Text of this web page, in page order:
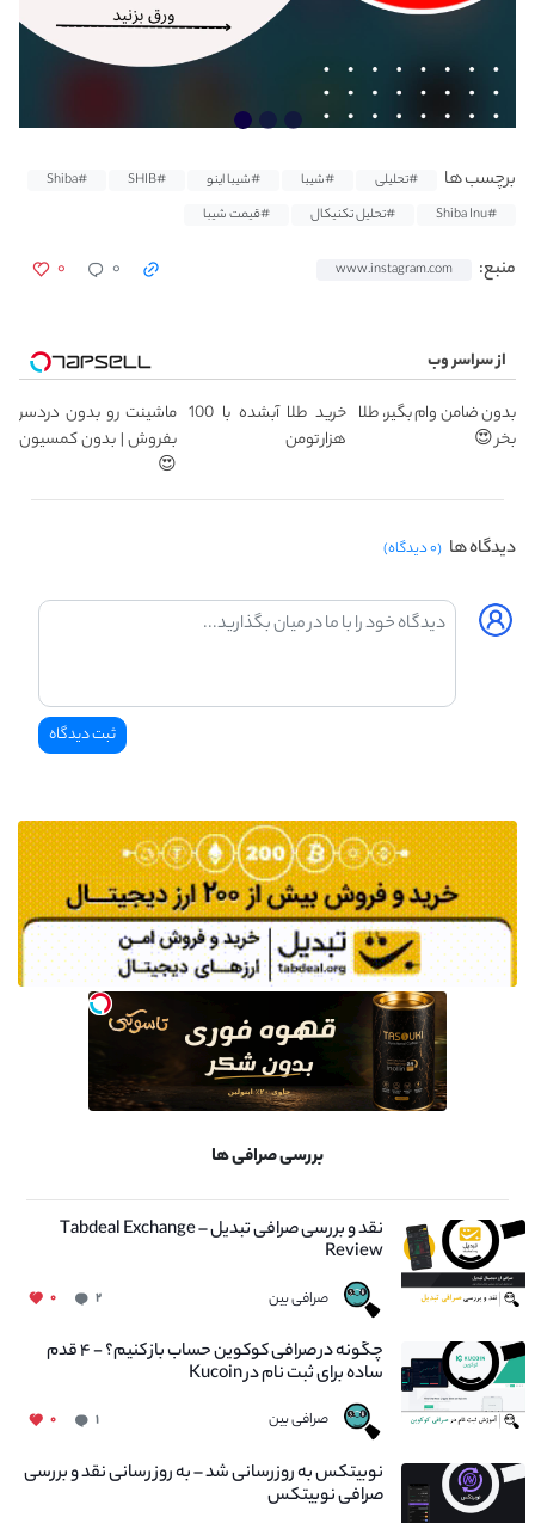
برچسب ها #تحلیلی #شیبا #شیبا اینو #SHIB
#Shiba
#Shiba Inu
#تحلیل تکنیکال #قیمت شیبا
منبع: www.instagram.com ۰ ۰
از سراسر وب
بدون ضامن وام بگیر، طلا
بخر 😍
خرید طلا آبشده با 100
هزار تومن
ماشینت رو بدون دردسر
بفروش | بدون کمسیون
😍
دیدگاه ها (۰ دیدگاه)
بررسی صرافی ها
نقد و بررسی صرافی تبدیل – Tabdeal Exchange
Review
صرافی بین ۲ ۰
چگونه در صرافی کوکوین حساب باز کنیم؟ - ۴ قدم
ساده برای ثبت نام در Kucoin
صرافی بین ۱ ۰
نوبیتکس به روزرسانی شد – به روز رسانی نقد و بررسی
صرافی نوبیتکس